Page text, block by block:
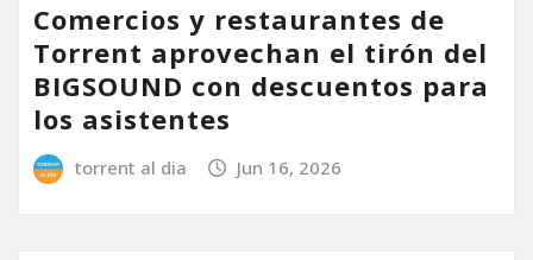
Comercios y restaurantes de
Torrent aprovechan el tirón del
BIGSOUND con descuentos para
los asistentes
torrent al dia Jun 16, 2026